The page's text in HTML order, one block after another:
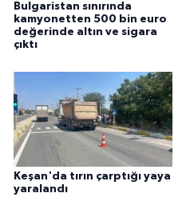
Bulgaristan sınırında
kamyonetten 500 bin euro
değerinde altın ve sigara
çıktı
Keşan'da tırın çarptığı yaya
yaralandı
ÜLKE GÜNDEMİ
YEREL
Yerel Haberler